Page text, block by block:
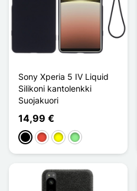
Sony Xperia 5 IV Liquid
Silikoni kantolenkki
Suojakuori
14,99 €
MustaPunainen
KeltainenVert clair